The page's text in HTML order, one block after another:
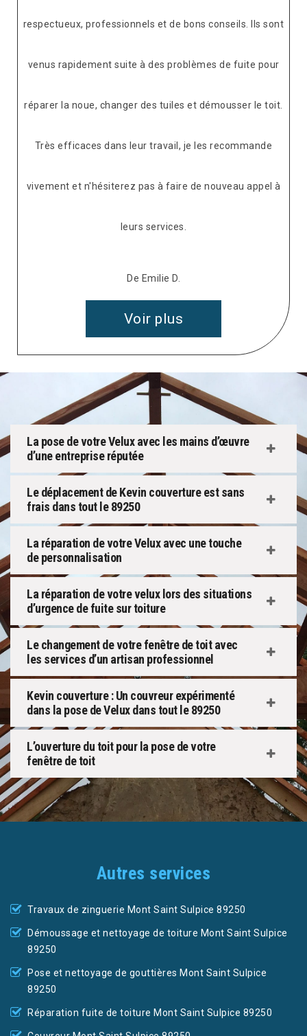
respectueux, professionnels et de bons conseils. Ils sont
venus rapidement suite à des problèmes de fuite pour
réparer la noue, changer des tuiles et démousser le toit.
Très efficaces dans leur travail, je les recommande
vivement et n'hésiterez pas à faire de nouveau appel à
leurs services.
De Emilie D.
Voir plus
La pose de votre Velux avec les mains d’œuvre
d’une entreprise réputée
Le déplacement de Kevin couverture est sans
frais dans tout le 89250
La réparation de votre Velux avec une touche
de personnalisation
La réparation de votre velux lors des situations
d’urgence de fuite sur toiture
Le changement de votre fenêtre de toit avec
les services d’un artisan professionnel
Kevin couverture : Un couvreur expérimenté
dans la pose de Velux dans tout le 89250
L’ouverture du toit pour la pose de votre
fenêtre de toit
Autres services
Travaux de zinguerie Mont Saint Sulpice 89250
Démoussage et nettoyage de toiture Mont Saint Sulpice
89250
Pose et nettoyage de gouttières Mont Saint Sulpice
89250
Réparation fuite de toiture Mont Saint Sulpice 89250